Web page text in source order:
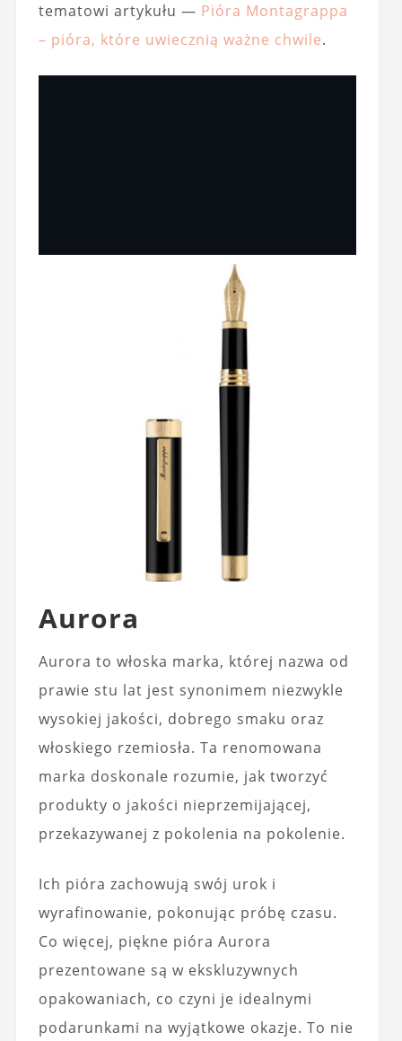
tematowi artykułu — Pióra Montagrappa
– pióra, które uwiecznią ważne chwile.
Aurora
Aurora to włoska marka, której nazwa od
prawie stu lat jest synonimem niezwykle
wysokiej jakości, dobrego smaku oraz
włoskiego rzemiosła. Ta renomowana
marka doskonale rozumie, jak tworzyć
produkty o jakości nieprzemijającej,
przekazywanej z pokolenia na pokolenie.
Ich pióra zachowują swój urok i
wyrafinowanie, pokonując próbę czasu.
Co więcej, piękne pióra Aurora
prezentowane są w ekskluzywnych
opakowaniach, co czyni je idealnymi
podarunkami na wyjątkowe okazje. To nie